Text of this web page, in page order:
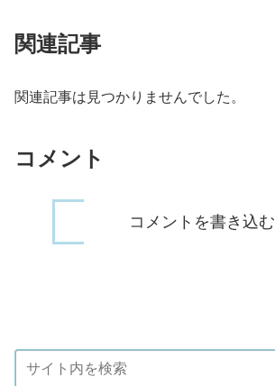
関連記事
関連記事は見つかりませんでした。
コメント
コメントを書き込む